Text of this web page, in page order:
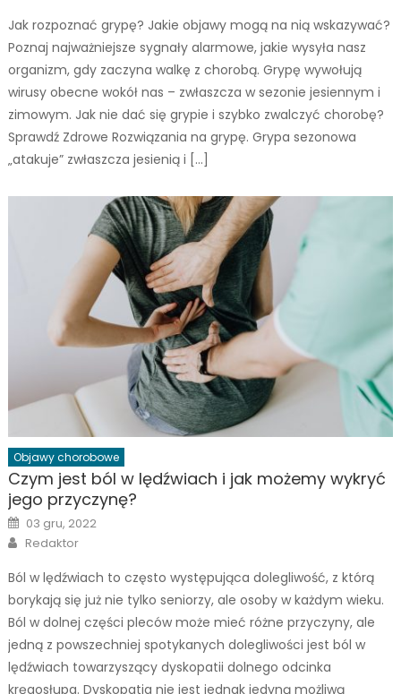
Jak rozpoznać grypę? Jakie objawy mogą na nią wskazywać?
Poznaj najważniejsze sygnały alarmowe, jakie wysyła nasz
organizm, gdy zaczyna walkę z chorobą. Grypę wywołują
wirusy obecne wokół nas – zwłaszcza w sezonie jesiennym i
zimowym. Jak nie dać się grypie i szybko zwalczyć chorobę?
Sprawdź Zdrowe Rozwiązania na grypę. Grypa sezonowa
„atakuje” zwłaszcza jesienią i […]
Objawy chorobowe
Czym jest ból w lędźwiach i jak możemy wykryć
jego przyczynę?
Posted
on
03 gru, 2022
Author
Redaktor
Ból w lędźwiach to często występująca dolegliwość, z którą
borykają się już nie tylko seniorzy, ale osoby w każdym wieku.
Ból w dolnej części pleców może mieć różne przyczyny, ale
jedną z powszechniej spotykanych dolegliwości jest ból w
lędźwiach towarzyszący dyskopatii dolnego odcinka
kręgosłupa. Dyskopatia nie jest jednak jedyną możliwą